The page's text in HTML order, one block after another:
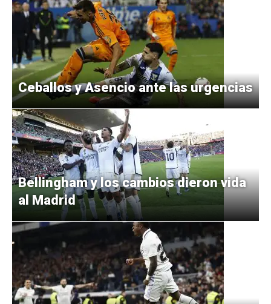
Ceballos y Asencio ante las urgencias
Bellingham y los cambios dieron vida
al Madrid